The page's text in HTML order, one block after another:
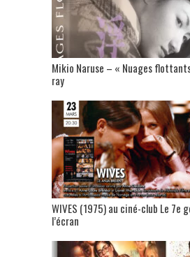
Mikio Naruse – « Nuages
ray
WIVES (1975) au ciné-club Le 7e
l’écran